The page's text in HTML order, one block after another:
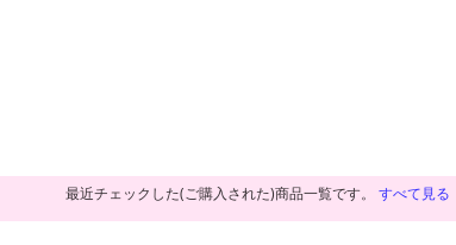
最近チェックした(ご購入された)商品一覧です。 すべて見る